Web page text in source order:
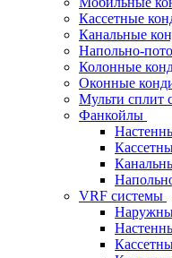
Кассетные
Канальные
Напольно-
Колонные
Оконные
Мульти сплит
Фанкойлы
VRF системы